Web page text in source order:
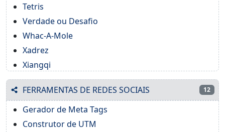
Tetris
Verdade ou Desafio
Whac-A-Mole
Xadrez
Xiangqi
FERRAMENTAS DE REDES SOCIAIS 12
Gerador de Meta Tags
Construtor de UTM